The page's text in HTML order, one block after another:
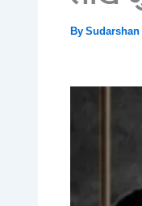
BySudarshan